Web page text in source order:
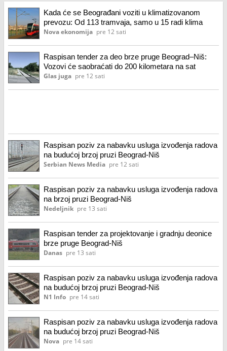
Kada će se Beograđani voziti u klimatizovanom
prevozu: Od 113 tramvaja, samo u 15 radi klima
Nova ekonomija pre 12 sati
Raspisan tender za deo brze pruge Beograd–Niš:
Vozovi će saobraćati do 200 kilometara na sat
Glas juga pre 12 sati
Raspisan poziv za nabavku usluga izvođenja radova
na budućoj brzoj pruzi Beograd-Niš
Serbian News Media pre 12 sati
Raspisan poziv za nabavku usluga izvođenja radova
na brzoj pruzi Beograd-Niš
Nedeljnik pre 13 sati
Raspisan tender za projektovanje i gradnju deonice
brze pruge Beograd-Niš
Danas pre 13 sati
Raspisan poziv za nabavku usluga izvođenja radova
na budućoj brzoj pruzi Beograd-Niš
N1 Info pre 14 sati
Raspisan poziv za nabavku usluga izvođenja radova
na budućoj brzoj pruzi Beograd-Niš
Nova pre 14 sati